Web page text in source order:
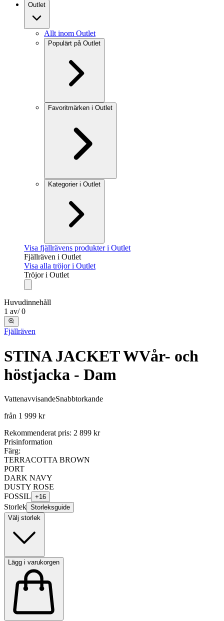
Outlet
Allt inom Outlet
Populärt på Outlet
Favoritmärken i Outlet
Kategorier i Outlet
Visa fjällrävens produkter i Outlet
Fjällräven i Outlet
Visa alla tröjor i Outlet
Tröjor i Outlet
Huvudinnehåll
1 av/ 0
Fjällräven
STINA JACKET WVår- och
höstjacka - Dam
VattenavvisandeSnabbtorkande
från 1 999 kr
Rekommenderat pris: 2 899 kr
Prisinformation
Färg:
TERRACOTTA BROWN
PORT
DARK NAVY
DUSTY ROSE
FOSSIL +16
Storlek Storleksguide
Välj storlek
Lägg i varukorgen